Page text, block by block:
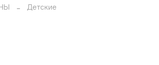
Детские